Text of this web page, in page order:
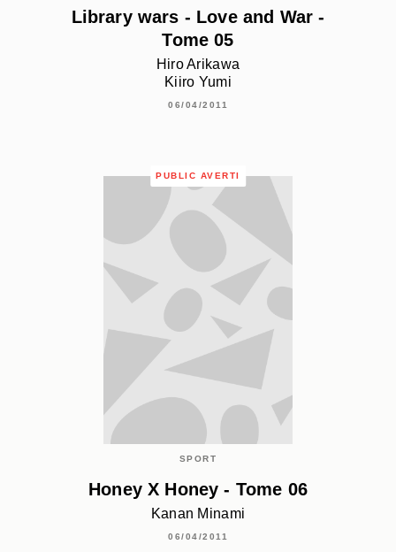
Library wars - Love and War -
Tome 05
Hiro Arikawa
Kiiro Yumi
06/04/2011
PUBLIC AVERTI
SPORT
Honey X Honey - Tome 06
Kanan Minami
06/04/2011